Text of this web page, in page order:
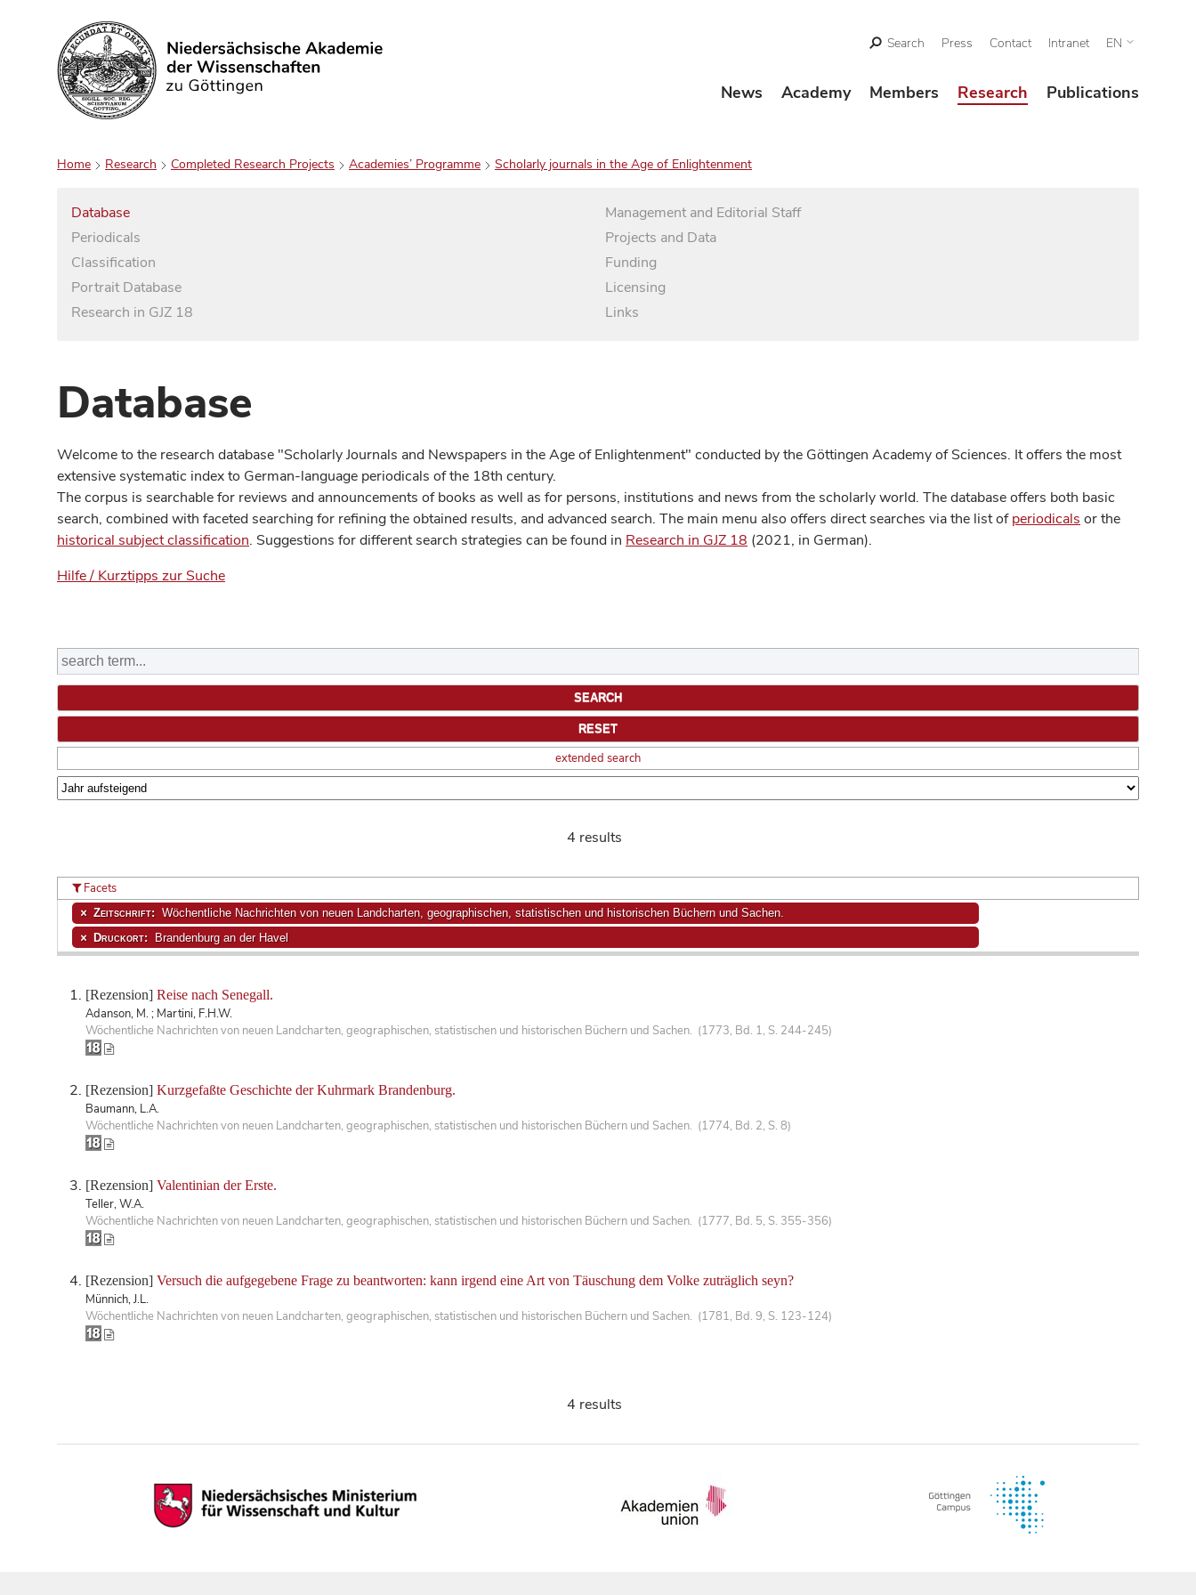
Search
Search Press Contact Intranet EN
News Academy Members Research Publications
Home Research Completed Research Projects Academies’ Programme Scholarly journals in the Age of Enlightenment
Database
Periodicals
Classification
Portrait Database
Research in GJZ 18
Management and Editorial Staff
Projects and Data
Funding
Licensing
Links
Database
Welcome to the research database "Scholarly Journals and Newspapers in the Age of Enlightenment" conducted by the Göttingen Academy of Sciences. It offers the most
extensive systematic index to German-language periodicals of the 18th century.
The corpus is searchable for reviews and announcements of books as well as for persons, institutions and news from the scholarly world. The database offers both basic
search, combined with faceted searching for refining the obtained results, and advanced search. The main menu also offers direct searches via the list ofperiodicals or the
historical subject classification. Suggestions for different search strategies can be found in Research in GJZ 18 (2021, in German).
Hilfe / Kurztipps zur Suche
extended search
4 results
[Rezension] Reise nach Senegall.
Adanson, M. ; Martini, F.H.W.
Wöchentliche Nachrichten von neuen Landcharten, geographischen, statistischen und historischen Büchern und Sachen. (1773, Bd. 1, S. 244-245)
[Rezension] Kurzgefaßte Geschichte der Kuhrmark Brandenburg.
Baumann, L.A.
Wöchentliche Nachrichten von neuen Landcharten, geographischen, statistischen und historischen Büchern und Sachen. (1774, Bd. 2, S. 8)
[Rezension] Valentinian der Erste.
Teller, W.A.
Wöchentliche Nachrichten von neuen Landcharten, geographischen, statistischen und historischen Büchern und Sachen. (1777, Bd. 5, S. 355-356)
[Rezension] Versuch die aufgegebene Frage zu beantworten: kann irgend eine Art von Täuschung dem Volke zuträglich seyn?
Münnich, J.L.
Wöchentliche Nachrichten von neuen Landcharten, geographischen, statistischen und historischen Büchern und Sachen. (1781, Bd. 9, S. 123-124)
Facets
Zeitschrift: Wöchentliche Nachrichten von neuen Landcharten, geographischen, statistischen und historischen Büchern und Sachen.
Druckort: Brandenburg an der Havel
4 results